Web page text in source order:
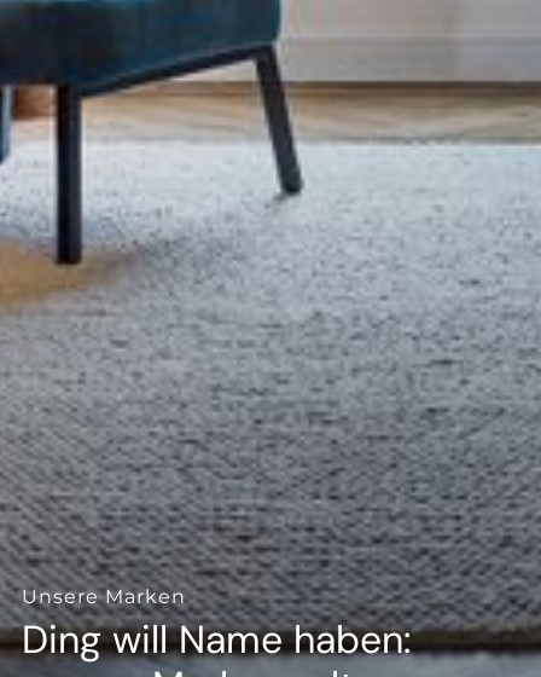
--
Unsere Marken
Ding will Name haben: